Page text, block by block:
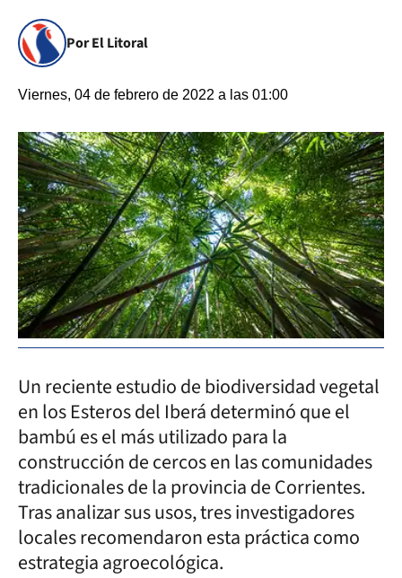
Por El Litoral
Viernes, 04 de febrero de 2022 a las 01:00
Un reciente estudio de biodiversidad vegetal
en los Esteros del Iberá determinó que el
bambú es el más utilizado para la
construcción de cercos en las comunidades
tradicionales de la provincia de Corrientes.
Tras analizar sus usos, tres investigadores
locales recomendaron esta práctica como
estrategia agroecológica.